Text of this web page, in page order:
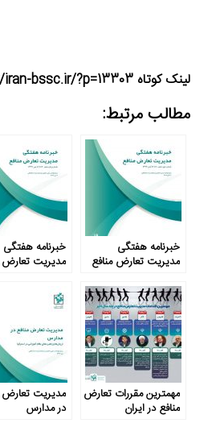
لینک کوتاه https://iran-bssc.ir/?p=13303
مطالب مرتبط:
خبرنامه هفتگی
مدیریت تعارض منافع
خبرنامه هفتگی
مدیریت تعارض
مهم­ترین مقررات تعارض
منافع در ایران
مدیریت تعارض
در مدارس